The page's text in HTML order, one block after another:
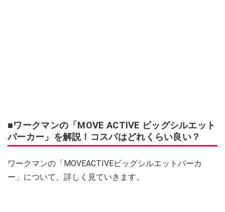
■ワークマンの「MOVE ACTIVE ビッグシルエット
パーカー」を解説！コスパはどれくらい良い？
ワークマンの「MOVEACTIVEビッグシルエットパーカ
ー」について、詳しく見ていきます。